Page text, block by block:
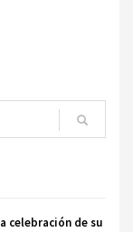
celebración de su